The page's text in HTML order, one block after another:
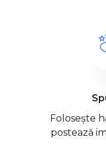
Folosește
postează